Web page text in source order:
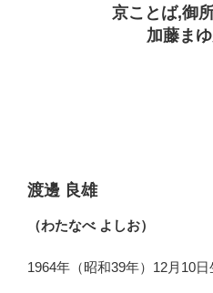
京ことば,御
加藤ま
渡邊 良雄
（わたなべ よしお）
1964年（昭和39年）12月10